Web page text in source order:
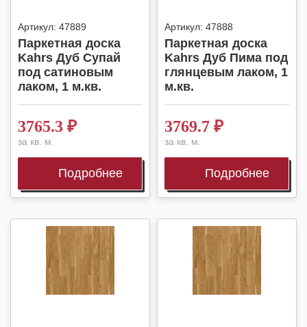
Артикул: 47889
Паркетная доска
Kahrs Дуб Супай
под сатиновым
лаком, 1 м.кв.
3765.3 ₽
за кв. м.
Подробнее
Артикул: 47888
Паркетная доска
Kahrs Дуб Пима под
глянцевым лаком, 1
м.кв.
3769.7 ₽
за кв. м.
Подробнее